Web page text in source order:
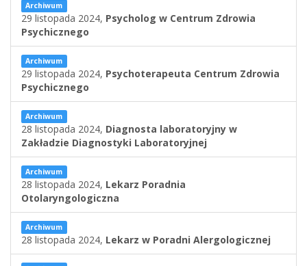
Archiwum
29 listopada 2024, Psycholog w Centrum Zdrowia
Psychicznego
Archiwum
29 listopada 2024, Psychoterapeuta Centrum Zdrowia
Psychicznego
Archiwum
28 listopada 2024, Diagnosta laboratoryjny w
Zakładzie Diagnostyki Laboratoryjnej
Archiwum
28 listopada 2024, Lekarz Poradnia
Otolaryngologiczna
Archiwum
28 listopada 2024, Lekarz w Poradni Alergologicznej